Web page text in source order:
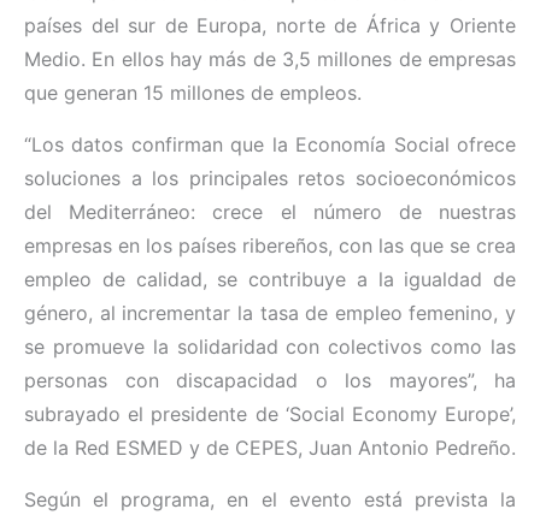
países del sur de Europa, norte de África y Oriente
Medio. En ellos hay más de 3,5 millones de empresas
que generan 15 millones de empleos.
“Los datos confirman que la Economía Social ofrece
soluciones a los principales retos socioeconómicos
del Mediterráneo: crece el número de nuestras
empresas en los países ribereños, con las que se crea
empleo de calidad, se contribuye a la igualdad de
género, al incrementar la tasa de empleo femenino, y
se promueve la solidaridad con colectivos como las
personas con discapacidad o los mayores”, ha
subrayado el presidente de ‘Social Economy Europe’,
de la Red ESMED y de CEPES, Juan Antonio Pedreño.
Según el programa, en el evento está prevista la